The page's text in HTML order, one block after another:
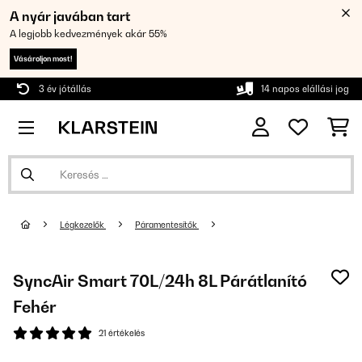
A nyár javában tart
A legjobb kedvezmények akár 55%
Vásároljon most!
3 év jótállás 14 napos elállási jog
Légkezelők Páramentesítők
SyncAir Smart 70L/24h 8L Párátlanító
Fehér
21 értékelés